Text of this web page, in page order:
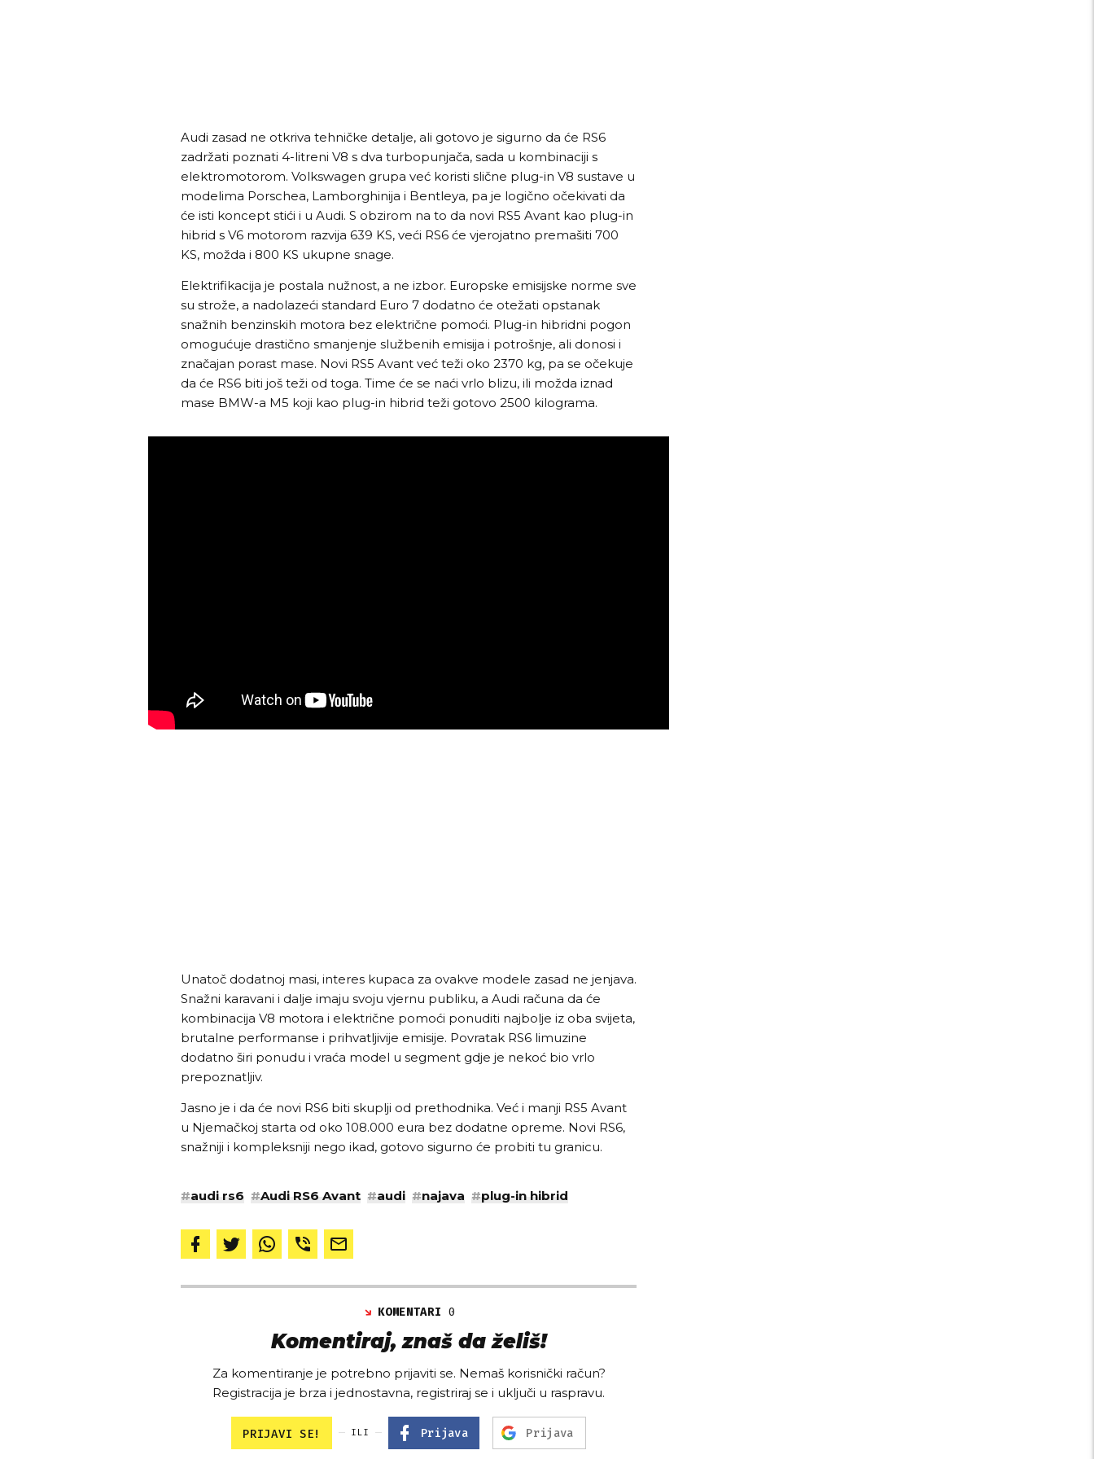
Audi zasad ne otkriva tehničke detalje, ali gotovo je sigurno da će RS6
zadržati poznati 4-litreni V8 s dva turbopunjača, sada u kombinaciji s
elektromotorom. Volkswagen grupa već koristi slične plug-in V8 sustave u
modelima Porschea, Lamborghinija i Bentleya, pa je logično očekivati da
će isti koncept stići i u Audi. S obzirom na to da novi RS5 Avant kao plug-in
hibrid s V6 motorom razvija 639 KS, veći RS6 će vjerojatno premašiti 700
KS, možda i 800 KS ukupne snage.
Elektrifikacija je postala nužnost, a ne izbor. Europske emisijske norme sve
su strože, a nadolazeći standard Euro 7 dodatno će otežati opstanak
snažnih benzinskih motora bez električne pomoći. Plug-in hibridni pogon
omogućuje drastično smanjenje službenih emisija i potrošnje, ali donosi i
značajan porast mase. Novi RS5 Avant već teži oko 2370 kg, pa se očekuje
da će RS6 biti još teži od toga. Time će se naći vrlo blizu, ili možda iznad
mase BMW-a M5 koji kao plug-in hibrid teži gotovo 2500 kilograma.
Unatoč dodatnoj masi, interes kupaca za ovakve modele zasad ne jenjava.
Snažni karavani i dalje imaju svoju vjernu publiku, a Audi računa da će
kombinacija V8 motora i električne pomoći ponuditi najbolje iz oba svijeta,
brutalne performanse i prihvatljivije emisije. Povratak RS6 limuzine
dodatno širi ponudu i vraća model u segment gdje je nekoć bio vrlo
prepoznatljiv.
Jasno je i da će novi RS6 biti skuplji od prethodnika. Već i manji RS5 Avant
u Njemačkoj starta od oko 108.000 eura bez dodatne opreme. Novi RS6,
snažniji i kompleksniji nego ikad, gotovo sigurno će probiti tu granicu.
#audi rs6 #Audi RS6 Avant #audi #najava #plug-in hibrid
KOMENTARI0
Komentiraj, znaš da želiš!
Za komentiranje je potrebno prijaviti se. Nemaš korisnički račun?
Registracija je brza i jednostavna, registriraj se i uključi u raspravu.
PRIJAVI SE! ILI Prijava Prijava